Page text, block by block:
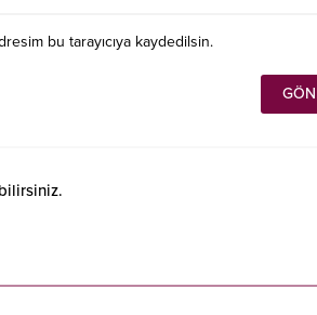
bu tarayıcıya kaydedilsin.